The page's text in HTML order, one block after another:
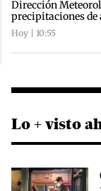
Dirección
precipitaciones de
Hoy | 10:55
Lo + visto